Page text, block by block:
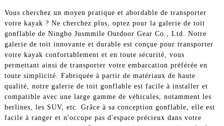
Vous cherchez un moyen pratique et abordable de transporter
votre kayak ? Ne cherchez plus, optez pour la galerie de toit
gonflable de Ningbo Jusmmile Outdoor Gear Co., Ltd. Notre
galerie de toit innovante et durable est conçue pour transporter
votre kayak confortablement et en toute sécurité, vous
permettant ainsi de transporter votre embarcation préférée en
toute simplicité. Fabriquée à partir de matériaux de haute
qualité, notre galerie de toit gonflable est facile à installer et
compatible avec une large gamme de véhicules, notamment les
berlines, les SUV, etc. Grâce à sa conception gonflable, elle est
facile à ranger et n'occupe pas d'espace précieux dans votre